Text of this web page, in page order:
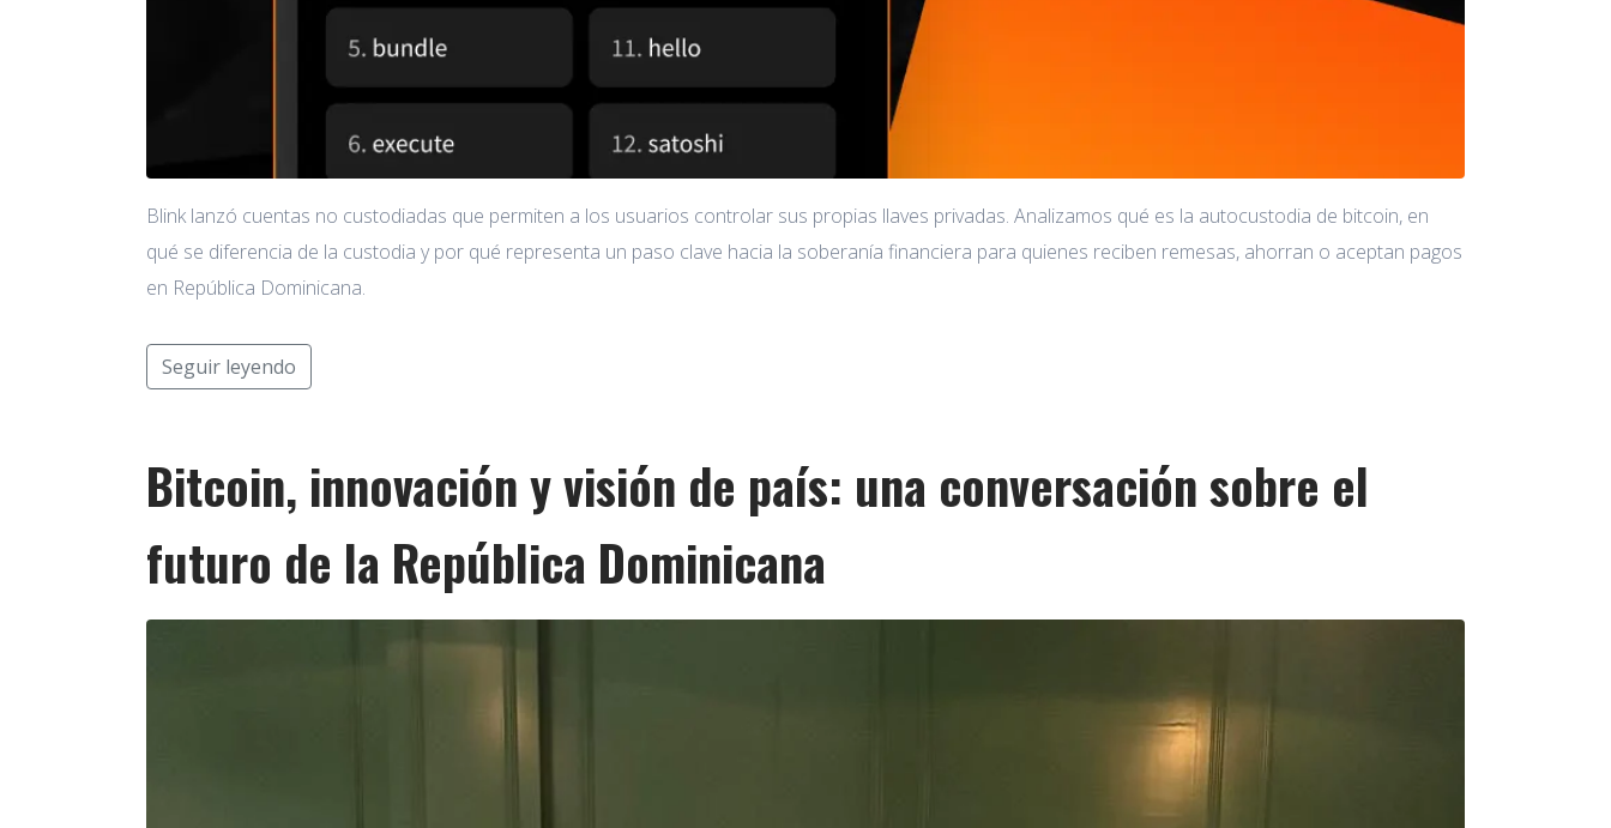
Blink lanzó cuentas no custodiadas que permiten a los usuarios controlar sus propias llaves privadas. Analizamos qué es la autocustodia de bitcoin, en
qué se diferencia de la custodia y por qué representa un paso clave hacia la soberanía financiera para quienes reciben remesas, ahorran o aceptan pagos
en República Dominicana.
Seguir leyendo
Bitcoin, innovación y visión de país: una conversación sobre el
futuro de la República Dominicana